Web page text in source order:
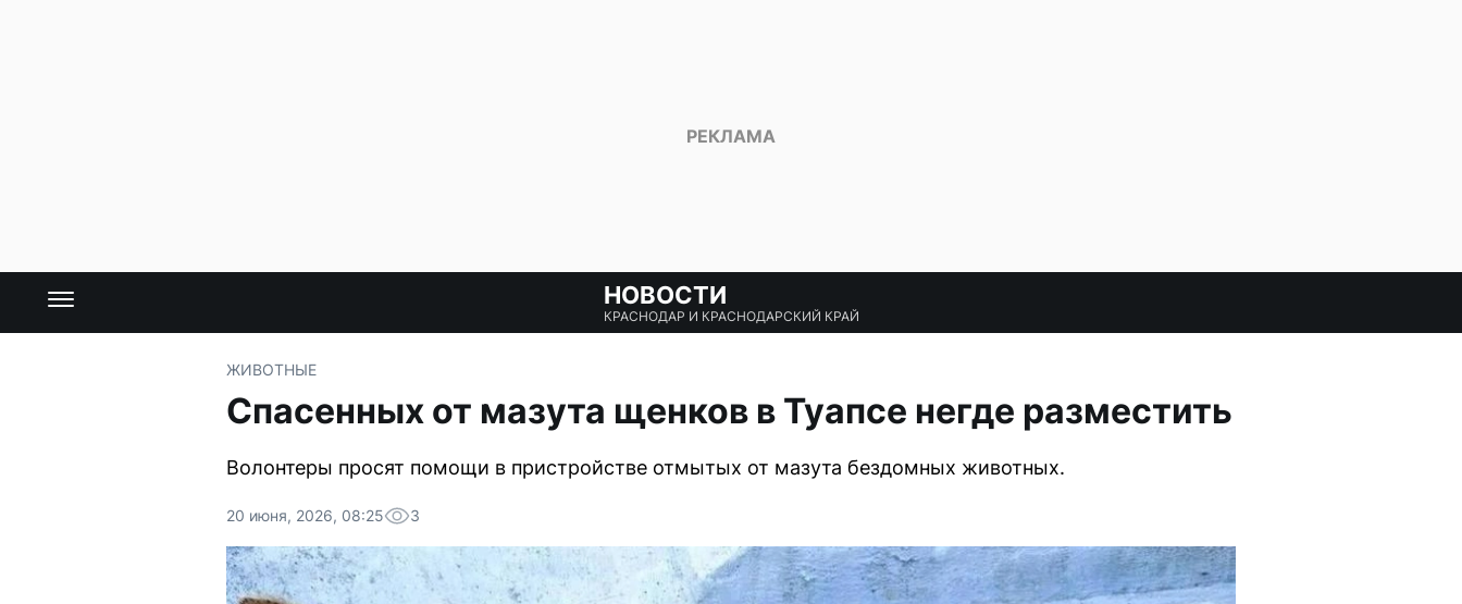
НОВОСТИ
КРАСНОДАР И КРАСНОДАРСКИЙ КРАЙ
ЖИВОТНЫЕ
Спасенных от мазута щенков в Туапсе негде разместить
Волонтеры просят помощи в пристройстве отмытых от мазута бездомных животных.
20 июня, 2026, 08:25 3